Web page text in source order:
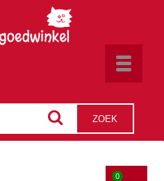
Toggle
ZOEK
0